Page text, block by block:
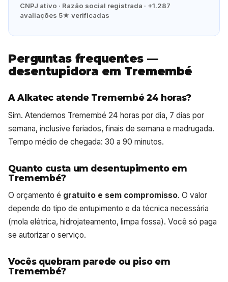
CNPJ ativo · Razão social registrada · +1.287
avaliações 5★ verificadas
Perguntas frequentes —
desentupidora em Tremembé
A Alkatec atende Tremembé 24 horas?
Sim. Atendemos Tremembé 24 horas por dia, 7 dias por
semana, inclusive feriados, finais de semana e madrugada.
Tempo médio de chegada: 30 a 90 minutos.
Quanto custa um desentupimento em
Tremembé?
O orçamento é gratuito e sem compromisso. O valor
depende do tipo de entupimento e da técnica necessária
(mola elétrica, hidrojateamento, limpa fossa). Você só paga
se autorizar o serviço.
Vocês quebram parede ou piso em
Tremembé?